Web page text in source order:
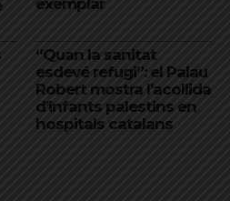
exemplar
“Quan la sanitat
esdevé refugi”: el Palau
Robert mostra l’acollida
d’infants palestins en
hospitals catalans